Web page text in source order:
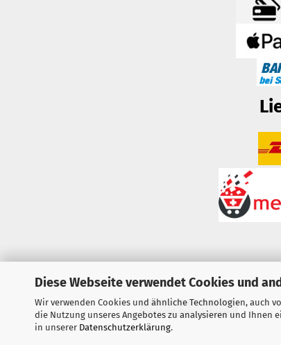
Diese Webseite verwendet Cookies und
Wir verwenden Cookies und ähnliche Technologien, auch
die Nutzung unseres Angebotes zu analysieren und
in unserer Datenschutzerklärung.
Vertrag widerrufen